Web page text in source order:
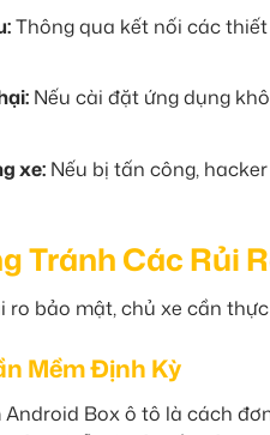
Thông qua kết nối các
Nếu cài đặt ứng dụng
xe: Nếu bị tấn công,
Tránh Các Rủi
bảo mật, chủ xe cần
Mềm Định Kỳ
Box ô tô là cách